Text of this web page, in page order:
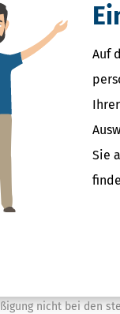
Auf
Sie
sowie
Das ist
aber
werden
Aufwendungen von
beanspruchen!
den abzugsfähigen
Dazu machen
nicht bei den